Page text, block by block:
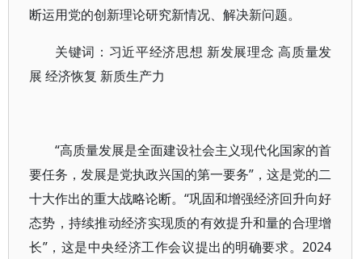
断运用党的创新理论研究新情况、解决新问题。
关键词：习近平经济思想 新发展理念 高质量发
展 经济恢复 新质生产力
“高质量发展是全面建设社会主义现代化国家的首
要任务，发展是党执政兴国的第一要务”，这是党的二
十大作出的重大战略论断。“巩固和增强经济回升向好
态势，持续推动经济实现质的有效提升和量的合理增
长”，这是中央经济工作会议提出的明确要求。2024